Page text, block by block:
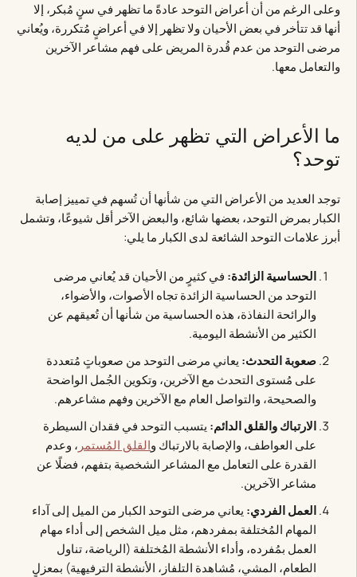
وعلى الرغم من أن أعراض التوحد عادةً ما تظهر في سنٍ مُبكر، إلا
أنها قد تتأخر في بعض الأحيان ولا تظهر إلا في أعراضٍ مُتكررة، ويُعاني
مرضى التوحد من عدم قُدرة المريض على فهم مشاعر الآخرين
والتعامل معها.
ما الأعراض التي تظهر على من لديه
توحد؟
توجد العديد من الأعراض التي من شأنها أن تُسهم في تمييز إصابة
الكبار بمرض التوحد، بعضها شائع، والبعض الآخر أقل شيوعًا، وتشمل
أبرز علامات التوحد الشائعة لدى الكبار ما يلي:
الحساسية الزائدة: في كثيرٍ من الأحيان قد يُعاني مرضى
التوحد من الحساسية الزائدة تجاه الأصوات، والأضواء،
والرائحة النفاذة، هذه الحساسية من شأنها أن تُعيقهم عن
الكثير من الأنشطة اليومية.
صعوبة التحدث: يعاني مرضى التوحد من صعوباتٍ مُتعددة
على مُستوى التحدث مع الآخرين، وتكوين الجُمل الواضحة
والصحيحة، والتواصل العام مع الآخرين وفهم مشاعرهم.
الارتباك والقلق الدائم: يتسبب التوحد في فقدان السيطرة
على العواطف، والإصابة بالارتباك والقلق المُستمر ، وعدم
القدرة على التعامل مع المشاعر الشخصية بتفهم، فضلًا عن
مشاعر الآخرين.
العمل الفردي: يعاني مرضى التوحد الكبار من الميل إلى آداء
المهام المُختلفة بمفردهم، مثل ميل الشخص إلى أداء مهام
العمل بمُفرده، وأداء الأنشطة المُختلفة (الرياضة، تناول
الطعام، المشي، مُشاهدة التلفاز، الأنشطة الترفيهية) بمعزلٍ